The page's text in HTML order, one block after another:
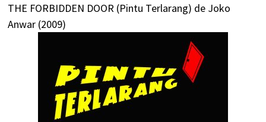
THE FORBIDDEN DOOR (Pintu Terlarang) de Joko
Anwar (2009)